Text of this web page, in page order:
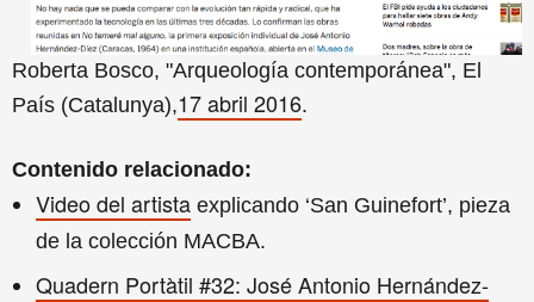
Roberta Bosco, "Arqueología contemporánea", El
País (Catalunya),17 abril 2016.
Contenido relacionado:
Video del artista explicando ‘San Guinefort’, pieza
de la colección MACBA.
Quadern Portàtil #32: José Antonio Hernández-